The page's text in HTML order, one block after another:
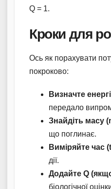
Q = 1.
Кроки для
Ось як порахувати
покроково:
Визначте
передало
Знайдіть масу
що поглинає.
Виміряйте час
дії.
Додайте Q
біологічної